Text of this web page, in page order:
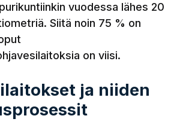
vuodessa lähes 20
Siitä noin 75 % on
on viisi.
ja niiden